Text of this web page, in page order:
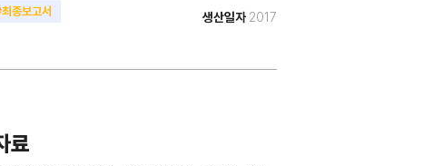
관리 결과 2-1. 상담형태 및 내담자 유형 2-2. 상
협력체계 구축 회의 개요 V. 사업평가 및 제언
종보고서
생산일자 2017
료